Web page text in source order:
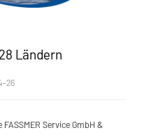
Ländern
26
Service GmbH &